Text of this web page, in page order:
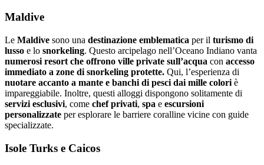
Maldive
Le Maldive sono una destinazione emblematica per il turismo di
lusso e lo snorkeling. Questo arcipelago nell’Oceano Indiano vanta
numerosi resort che offrono ville private sull’acqua con accesso
immediato a zone di snorkeling protette. Qui, l’esperienza di
nuotare accanto a mante e banchi di pesci dai mille colori è
impareggiabile. Inoltre, questi alloggi dispongono solitamente di
servizi esclusivi, come chef privati, spa e escursioni
personalizzate per esplorare le barriere coralline vicine con guide
specializzate.
Isole Turks e Caicos